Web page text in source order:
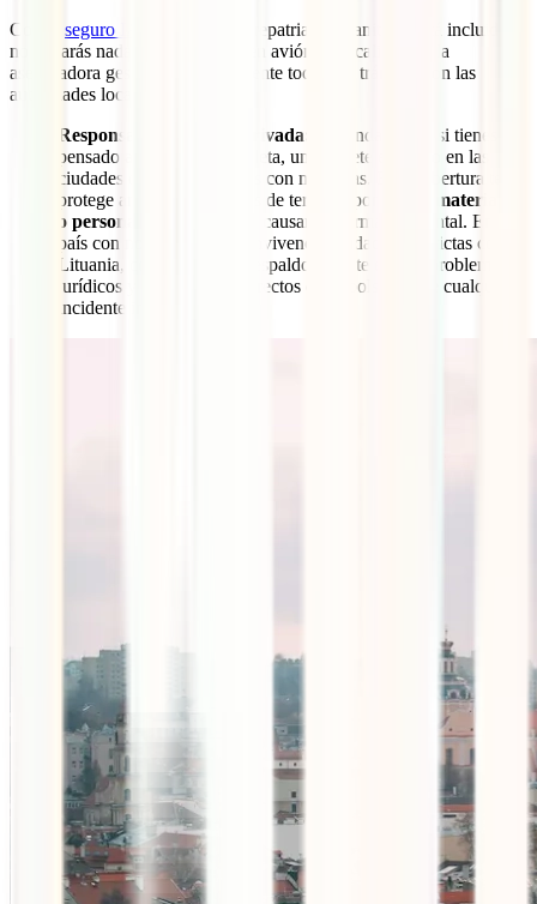
Con el seguro IATI Estándar
, la repatriación sanitaria está incluida:
no pagarás nada por el traslado en avión medicalizado y la
aseguradora gestionará directamente todos los trámites con las
autoridades locales lituanas.
Responsabilidad Civil Privada:
Es fundamental si tienes
pensado alquilar una bicicleta, un patinete eléctrico en las
ciudades o incluso si viajas con mascotas. Esta cobertura te
protege ante reclamaciones de terceros por
daños materiales
o personales
que pudieras causar de forma accidental. En un
país con normativas de convivencia ciudadana estrictas como
Lituania, contar con este respaldo legal te evitará problemas
jurídicos y desembolsos directos de tu bolsillo ante cualquier
incidente involuntario.